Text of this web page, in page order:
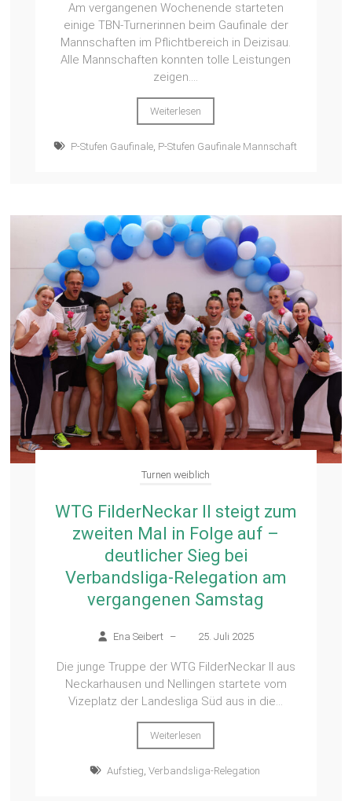
Am vergangenen Wochenende starteten
einige TBN-Turnerinnen beim Gaufinale der
Mannschaften im Pflichtbereich in Deizisau.
Alle Mannschaften konnten tolle Leistungen
zeigen....
Weiterlesen
P-Stufen Gaufinale, P-Stufen Gaufinale Mannschaft
Turnen weiblich
WTG FilderNeckar II steigt zum
zweiten Mal in Folge auf –
deutlicher Sieg bei
Verbandsliga-Relegation am
vergangenen Samstag
Ena Seibert – 25. Juli 2025
Die junge Truppe der WTG FilderNeckar II aus
Neckarhausen und Nellingen startete vom
Vizeplatz der Landesliga Süd aus in die...
Weiterlesen
Aufstieg,Verbandsliga-Relegation